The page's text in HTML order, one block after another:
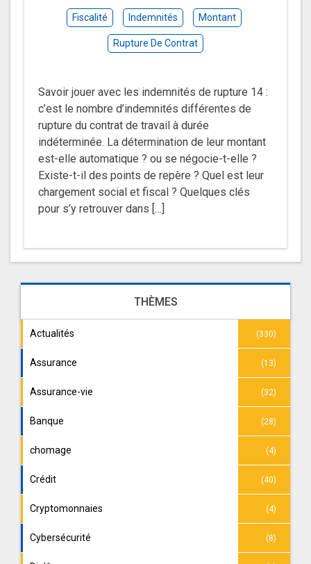
Fiscalité Indemnités Montant
Rupture De Contrat
Savoir jouer avec les indemnités de rupture 14 :
c’est le nombre d’indemnités différentes de
rupture du contrat de travail à durée
indéterminée. La détermination de leur montant
est-elle automatique ? ou se négocie-t-elle ?
Existe-t-il des points de repère ? Quel est leur
chargement social et fiscal ? Quelques clés
pour s’y retrouver dans […]
THÈMES
Actualités (330)
Assurance (13)
Assurance-vie (32)
Banque (28)
chomage (4)
Crédit (40)
Cryptomonnaies (4)
Cybersécurité (8)